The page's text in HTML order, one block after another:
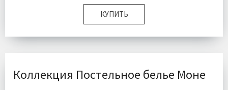
КУПИТЬ
Размер:
50х70 см
Доставка:
Подробнее
Коллекция Постельное белье Моне